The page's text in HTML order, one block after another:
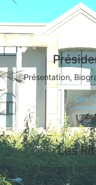
Présentation,
Lire
Les
Découvrez les